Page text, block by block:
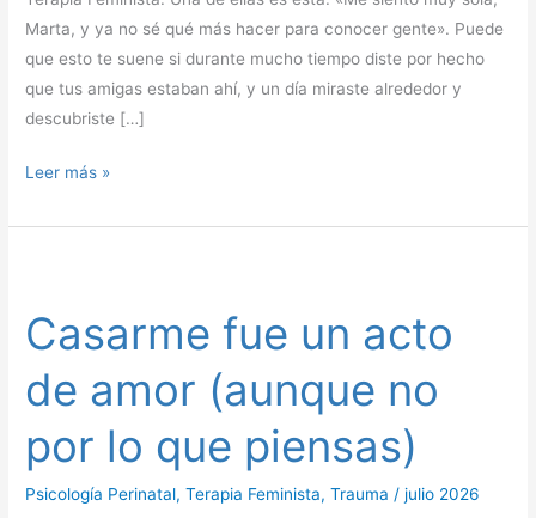
Marta, y ya no sé qué más hacer para conocer gente». Puede
que esto te suene si durante mucho tiempo diste por hecho
que tus amigas estaban ahí, y un día miraste alrededor y
descubriste […]
quedando
sola
Leer más »
Casarme fue un acto
de amor (aunque no
por lo que piensas)
Psicología Perinatal,Terapia Feminista,Trauma /julio 2026
un
acto
de
(aunque
no
por